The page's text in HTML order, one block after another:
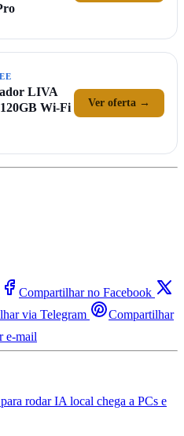
LIVA
Wi-Fi
Ver oferta →
Compartilhar no Facebook
via Telegram
Compartilhar
e-mail
rodar IA local chega a PCs e